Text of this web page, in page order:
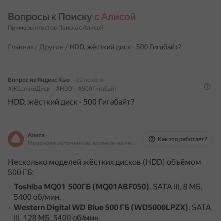
Вопросы к Поиску с Алисой
Примеры ответов Поиска с Алисой
Главная / Другое / HDD, жёсткий диск - 500 Гигабайт?
Вопрос из Яндекс Кью
22 ноября
#ЖёсткийДиск
#HDD #500Гигабайт
HDD, жёсткий диск - 500 Гигабайт?
Алиса
На основе источников, возможны неточности
Как это работает?
Несколько моделей жёстких дисков (HDD) объёмом
500 ГБ:
Toshiba MQ01 500ГБ (MQ01ABF050). SATA III, 8 МБ,
5400 об/мин.
Western Digital WD Blue 500 ГБ (WD5000LPZX). SATA
III, 128 МБ, 5400 об/мин.